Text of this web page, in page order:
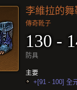
李維拉的舞
傳奇靴子
130 -
防具
主要
+[91 - 100] 全